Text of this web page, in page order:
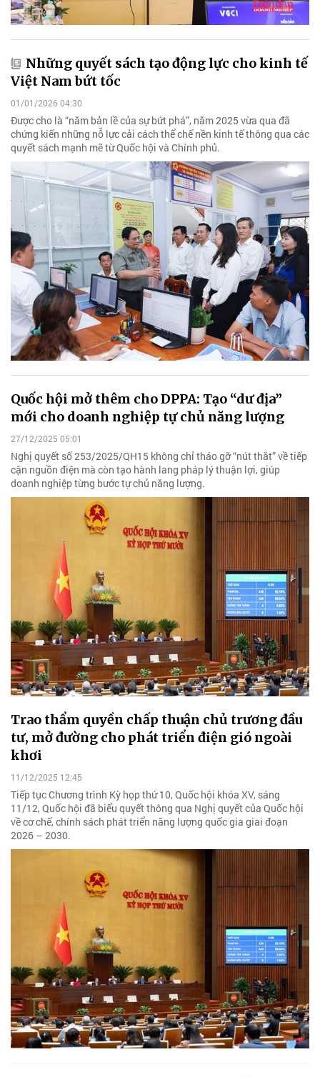
Những quyết sách tạo động lực cho kinh tế
Việt Nam bứt tốc
01/01/2026 04:30
Được cho là “năm bản lề của sự bứt phá”, năm 2025 vừa qua đã
chứng kiến những nỗ lực cải cách thể chế nền kinh tế thông qua các
quyết sách mạnh mẽ từ Quốc hội và Chính phủ.
Quốc hội mở thêm cho DPPA: Tạo “dư địa”
mới cho doanh nghiệp tự chủ năng lượng
27/12/2025 05:01
Nghị quyết số 253/2025/QH15 không chỉ tháo gỡ “nút thắt” về tiếp
cận nguồn điện mà còn tạo hành lang pháp lý thuận lợi, giúp
doanh nghiệp từng bước tự chủ năng lượng.
Trao thẩm quyền chấp thuận chủ trương đầu
tư, mở đường cho phát triển điện gió ngoài
khơi
11/12/2025 12:45
Tiếp tục Chương trình Kỳ họp thứ 10, Quốc hội khóa XV, sáng
11/12, Quốc hội đã biểu quyết thông qua Nghị quyết của Quốc hội
về cơ chế, chính sách phát triển năng lượng quốc gia giai đoạn
2026 – 2030.